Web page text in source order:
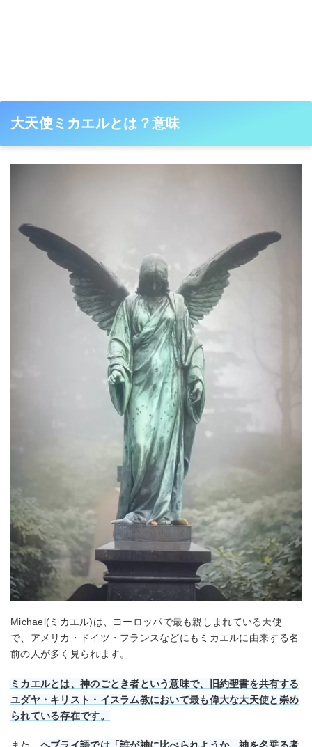
大天使ミカエルとは？意味
Michael(ミカエル)は、ヨーロッパで最も親しまれている天使
で、アメリカ・ドイツ・フランスなどにもミカエルに由来する名
前の人が多く見られます。
ミカエルとは、神のごとき者という意味で、旧約聖書を共有する
ユダヤ・キリスト・イスラム教において最も偉大な大天使と崇め
られている存在です。